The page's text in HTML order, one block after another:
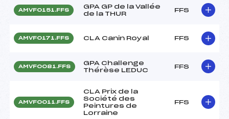
AMVF0151.FFS
GPA GP de la Vallée
de la THUR
FFS
AMVF0171.FFS CLA Canin Royal FFS
AMVF0081.FFS
GPA Challenge
Thérèse LEDUC
FFS
AMVF0011.FFS
CLA Prix de la
Société des
Peintures de
Lorraine
FFS